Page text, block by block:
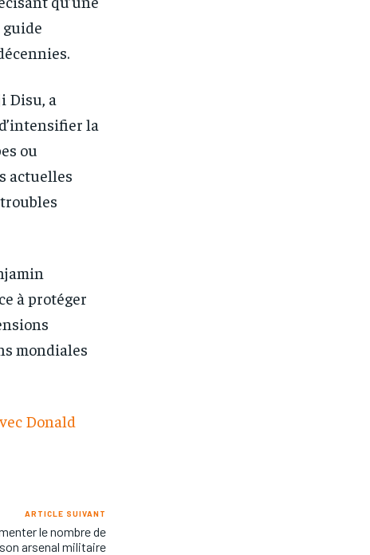
Disu, a
la
ou
actuelles
à protéger
mondiales
Donald
ARTICLE SUIVANT
le nombre de
arsenal militaire